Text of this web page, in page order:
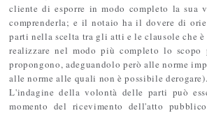
cliente di esporre in modo completo la sua
comprenderla; e il notaio ha il dovere di
parti nella scelta tra gli atti e le clausole che
realizzare nel modo più completo lo
propongono, adeguandolo però alle norme
alle norme alle quali non è possibile derogare).
L'indagine della volontà delle parti può
momento del ricevimento dell'atto